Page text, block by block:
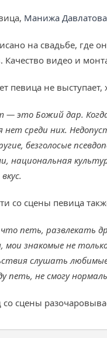
Манижа Давлатова
на свадьбе, где
Качество видео и
певица не
— это Божий дар.
среди них.
безголосые
национальная
со сцены певица
петь, развлекать
мои знакомые не
слушать
петь, не смогу
сцены